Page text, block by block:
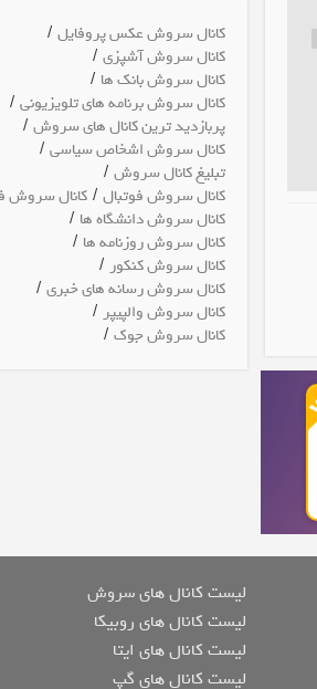
کانال سروش عکس پروفایل/
کانال سروش آشپزی/
کانال سروش بانک ها /
کانال سروش برنامه های تلویزیونی/
پربازدید ترین کانال های سروش/
کانال سروش اشخاص سیاسی/
تبلیغ کانال سروش/
کانال سروش فوتبال/ کانال سروش
کانال سروش دانشگاه ها /
کانال سروش روزنامه ها /
کانال سروش کنکور/
کانال سروش رسانه های خبری/
کانال سروش والپیپر/
کانال سروش جوک/
لیست کانال های سروش
لیست کانال های روبیکا
لیست کانال های ایتا
لیست کانال های گپ